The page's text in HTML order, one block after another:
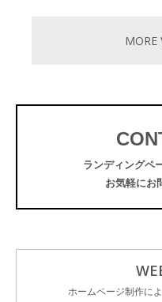
MORE
ランディングペ
お気軽にお
ホームページ制作に